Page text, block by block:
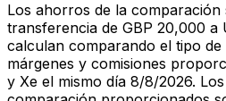
Los ahorros de la comparación
transferencia de GBP 20,000 a
calculan comparando el tipo
márgenes y comisiones
y Xe el mismo día 8/8/2026.